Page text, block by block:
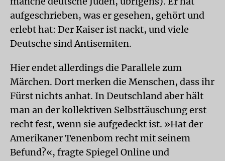
aufgeschrieben, was er gesehen, gehört und
erlebt hat: Der Kaiser ist nackt, und viele
Deutsche sind Antisemiten.
Hier endet allerdings die Parallele zum
Märchen. Dort merken die Menschen, dass ihr
Fürst nichts anhat. In Deutschland aber hält
man an der kollektiven Selbsttäuschung erst
recht fest, wenn sie aufgedeckt ist. »Hat der
Amerikaner Tenenbom recht mit seinem
Befund?«, fragte Spiegel Online und